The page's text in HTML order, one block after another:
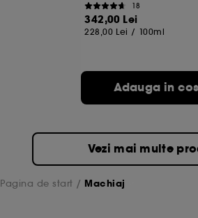
18
342,00 Lei
228,00 Lei / 100ml
Adauga in cos
Vezi mai multe
Pagina de start Machiaj